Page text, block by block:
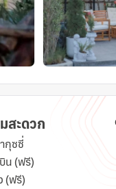
สะดวก
กุซซี่
น (ฟรี)
(ฟรี)